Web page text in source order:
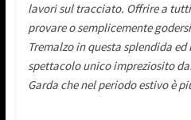
lavori sul tracciato. Offrire a
provare o semplicemente
Tremalzo in questa splendida
spettacolo unico impreziosito
Garda che nel periodo estivo è